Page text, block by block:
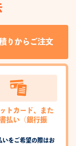
りからご注文
トカード、また
払い（銀行振
いをご希望の際はお